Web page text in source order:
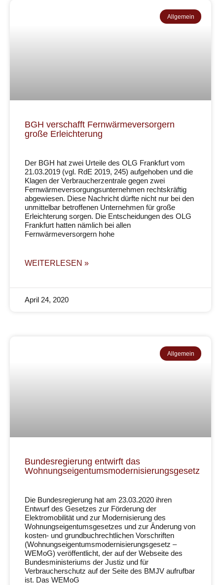
Allgemein
BGH verschafft Fernwärmeversorgern
große Erleichterung
Der BGH hat zwei Urteile des OLG Frankfurt vom
21.03.2019 (vgl. RdE 2019, 245) aufgehoben und die
Klagen der Verbraucherzentrale gegen zwei
Fernwärmeversorgungsunternehmen rechtskräftig
abgewiesen. Diese Nachricht dürfte nicht nur bei den
unmittelbar betroffenen Unternehmen für große
Erleichterung sorgen. Die Entscheidungen des OLG
Frankfurt hatten nämlich bei allen
Fernwärmeversorgern hohe
WEITERLESEN »
April 24, 2020
Allgemein
Bundesregierung entwirft das
Wohnungseigentumsmodernisierungsgesetz
Die Bundesregierung hat am 23.03.2020 ihren
Entwurf des Gesetzes zur Förderung der
Elektromobilität und zur Modernisierung des
Wohnungseigentumsgesetzes und zur Änderung von
kosten- und grundbuchrechtlichen Vorschriften
(Wohnungseigentumsmodernisierungsgesetz –
WEMoG) veröffentlicht, der auf der Webseite des
Bundesministeriums der Justiz und für
Verbraucherschutz auf der Seite des BMJV aufrufbar
ist. Das WEMoG